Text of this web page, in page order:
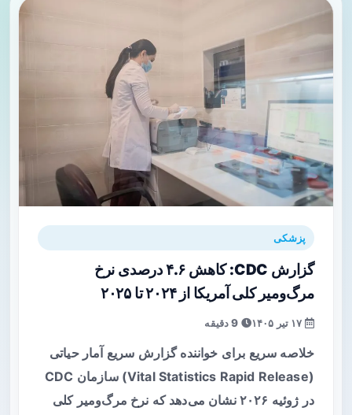
پزشکی
گزارش CDC: کاهش ۴.۶ درصدی نرخ
مرگ‌ومیر کلی آمریکا از ۲۰۲۴ تا ۲۰۲۵
خلاصه سریع برای خواننده گزارش سریع آمار حیاتی
(Vital Statistics Rapid Release) سازمان CDC
در ژوئیه ۲۰۲۶ نشان می‌دهد که نرخ مرگ‌ومیر کلی